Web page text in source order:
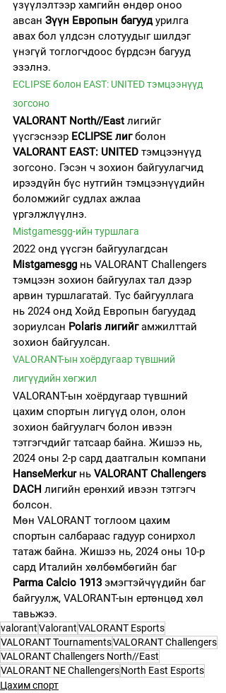
үзүүлэлтээр хамгийн өндөр оноо
авсан Зүүн Европын багууд урилга
авах бол үлдсэн слотуудыг шилдэг
үнэгүй тоглогчдоос бүрдсэн багууд
эзэлнэ.
ECLIPSE болон EAST: UNITED тэмцээнүүд
зогсоно
VALORANT North//East лигийг
үүсгэснээр ECLIPSE лиг болон
VALORANT EAST: UNITED тэмцээнүүд
зогсоно. Гэсэн ч зохион байгуулагчид
ирээдүйн бүс нутгийн тэмцээнүүдийн
боломжийг судлах ажлаа
үргэлжлүүлнэ.
Mistgamesgg-ийн туршлага
2022 онд үүсгэн байгуулагдсан
Mistgamesgg нь VALORANT Challengers
тэмцээн зохион байгуулах тал дээр
арвин туршлагатай. Тус байгууллага
нь 2024 онд Хойд Европын багуудад
зориулсан Polaris лигийг амжилттай
зохион байгуулсан.
VALORANT-ын хоёрдугаар түвшний
лигүүдийн хөгжил
VALORANT-ын хоёрдугаар түвшний
цахим спортын лигүүд олон, олон
зохион байгуулагч болон ивээн
тэтгэгчдийг татсаар байна. Жишээ нь,
2024 оны 2-р сард даатгалын компани
HanseMerkur нь VALORANT Challengers
DACH лигийн ерөнхий ивээн тэтгэгч
болсон.
Мөн VALORANT тоглоом цахим
спортын салбараас гадуур сонирхол
татаж байна. Жишээ нь, 2024 оны 10-р
сард Италийн хөлбөмбөгийн баг
Parma Calcio 1913 эмэгтэйчүүдийн баг
байгуулж, VALORANT-ын ертөнцөд хөл
тавьжээ.
valorantValorantVALORANT Esports
VALORANT TournamentsVALORANT Challengers
VALORANT Challengers North//East
VALORANT NE ChallengersNorth East Esports
Цахим спорт